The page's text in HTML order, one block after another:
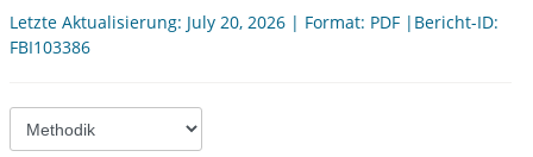
Letzte Aktualisierung: July 20, 2026 | Format: PDF |Bericht-ID:
FBI103386